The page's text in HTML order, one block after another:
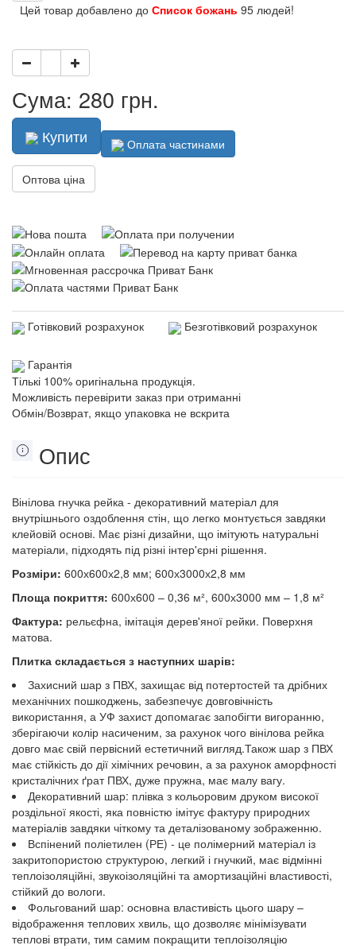
Цей товар добавлено до Список божань 95 людей!
Сума: 280 грн.
Купити Оплата частинами
Оптова ціна
Готівковий розрахунок Безготівковий розрахунок
Гарантія
Тількі 100% оригінальна продукція.
Можливість перевірити заказ при отриманні
Обмін/Возврат, якщо упаковка не вскрита
Опис
Вінілова гнучка рейка - декоративний матеріал для
внутрішнього оздоблення стін, що легко монтується завдяки
клейовій основі. Має різні дизайни, що імітують натуральні
матеріали, підходять під різні інтер'єрні рішення.
Розміри: 600х600х2,8 мм; 600х3000х2,8 мм
Площа покриття: 600х600 – 0,36 м², 600х3000 мм – 1,8 м²
Фактура: рельєфна, імітація дерев'яної рейки. Поверхня
матова.
Плитка складається з наступних шарів:
Захисний шар з ПВХ, захищає від потертостей та дрібних
механічних пошкоджень, забезпечує довговічність
використання, а УФ захист допомагає запобігти вигоранню,
зберігаючи колір насиченим, за рахунок чого вінілова рейка
довго має свій первісний естетичний вигляд.Також шар з ПВХ
має стійкість до дії хімічних речовин, а за рахунок аморфності
кристалічних ґрат ПВХ, дуже пружна, має малу вагу.
Декоративний шар: плівка з кольоровим друком високої
роздільної якості, яка повністю імітує фактуру природних
матеріалів завдяки чіткому та деталізованому зображенню.
Вспінений поліетилен (РЕ) - це полімерний матеріал із
закритопористою структурою, легкий і гнучкий, має відмінні
теплоізоляційні, звукоізоляційні та амортизаційні властивості,
стійкий до вологи.
Фольгований шар: основна властивість цього шару –
відображення теплових хвиль, що дозволяє мінімізувати
теплові втрати, тим самим покращити теплоізоляцію